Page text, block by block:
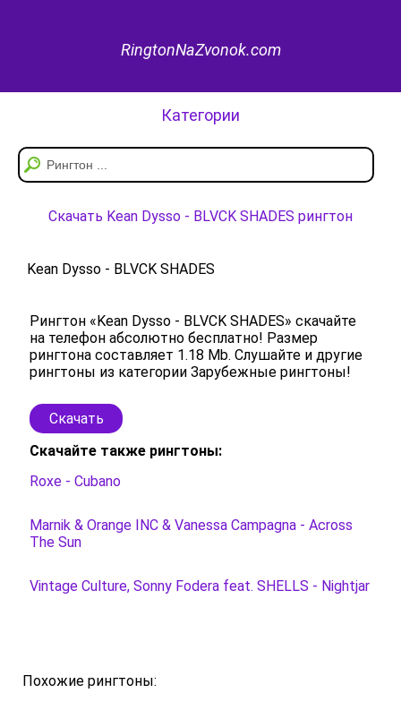
RingtonNaZvonok.com
Категории
Скачать Kean Dysso - BLVCK SHADES рингтон
Kean Dysso - BLVCK SHADES
Рингтон «Kean Dysso - BLVCK SHADES» скачайте
на телефон абсолютно бесплатно! Размер
рингтона составляет 1.18 Mb. Слушайте и другие
рингтоны из категории Зарубежные рингтоны!
Скачать
Скачайте также рингтоны:
Roxe - Cubano
Marnik & Orange INC & Vanessa Campagna - Across
The Sun
Vintage Culture, Sonny Fodera feat. SHELLS - Nightjar
Похожие рингтоны: